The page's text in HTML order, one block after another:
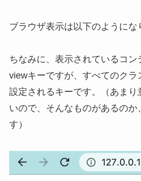
ブラウザ表示は以下のようにな
ちなみに、表示されているコン
viewキーですが、すべてのクラ
設定されるキーです。（あまり
いので、そんなものがあるのか
す）